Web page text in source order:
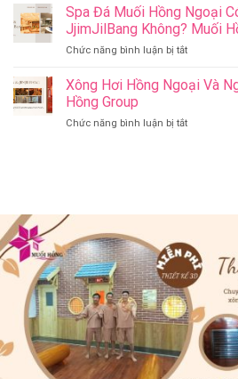
&
Jjim
Muối
Bang
Đà
Muối
Group
Nên
Thay
Đổi
Spa
Liệu
Onsen
Group
Spa Đá Muối Hồng Ngoại
JjimJilBang Không? Muối
Chức năng bình luận bị tắtở
Đá
Muối
Ngoại
Muối
Hồng
Group
Xông Hơi Hồng Ngoại Và
Hồng Group
Chức năng bình luận bị tắtở
Ngâm
Onsen
–
Muối
Hồng
Group